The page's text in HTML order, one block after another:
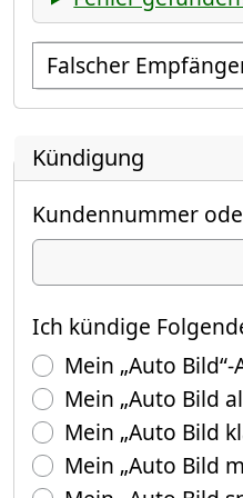
Empfänger suchen
Kündigung
Kundennummer
Ich kündige
Ich kündige
Mein „Auto Bild“-
Mein „Auto Bild
Mein „Auto Bild
Mein „Auto Bild